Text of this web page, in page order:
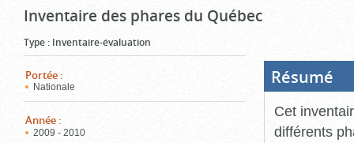
Inventaire des phares du Québec
Type : Inventaire-évaluation
Portée :
Nationale
Année :
2009 - 2010
Résumé
Cet
différents